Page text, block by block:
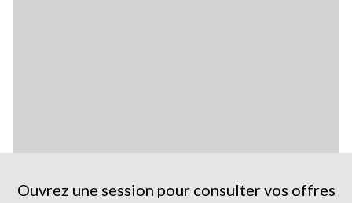
Ouvrez une session pour consulter vos offres